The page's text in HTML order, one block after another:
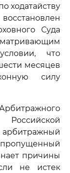
ходатайству
Суда
что
месяцев
силу
причины
не истек